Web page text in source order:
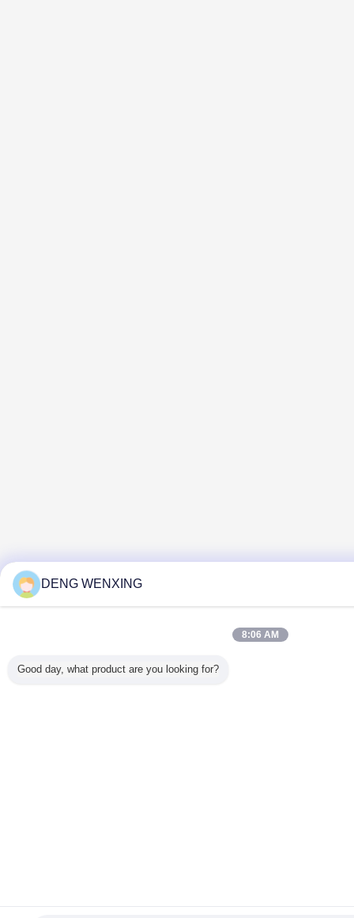
DENG WENXING
8:06 AM
Good day, what product are you looking for?